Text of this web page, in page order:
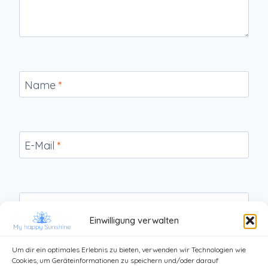
Einwilligung verwalten
Um dir ein optimales Erlebnis zu bieten, verwenden wir Technologien wie
Cookies, um Geräteinformationen zu speichern und/oder darauf
Name *
E-Mail *